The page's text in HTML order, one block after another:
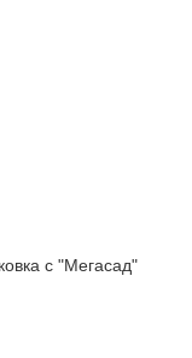
с "Мегасад"